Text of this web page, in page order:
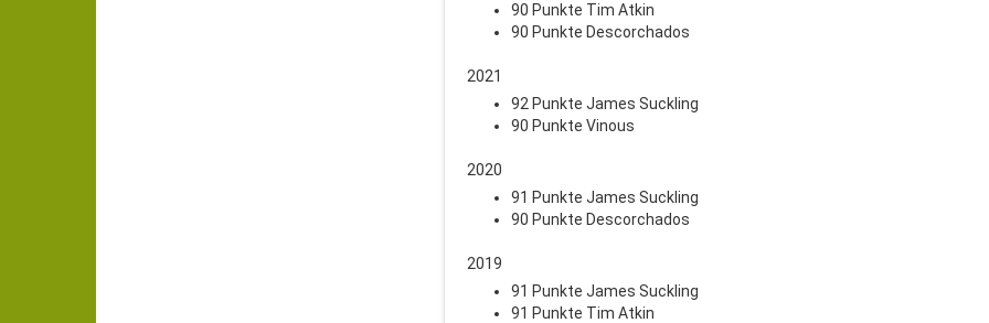
90 Punkte Tim Atkin
90 Punkte Descorchados
2021
92 Punkte James Suckling
90 Punkte Vinous
2020
91 Punkte James Suckling
90 Punkte Descorchados
2019
91 Punkte James Suckling
91 Punkte Tim Atkin